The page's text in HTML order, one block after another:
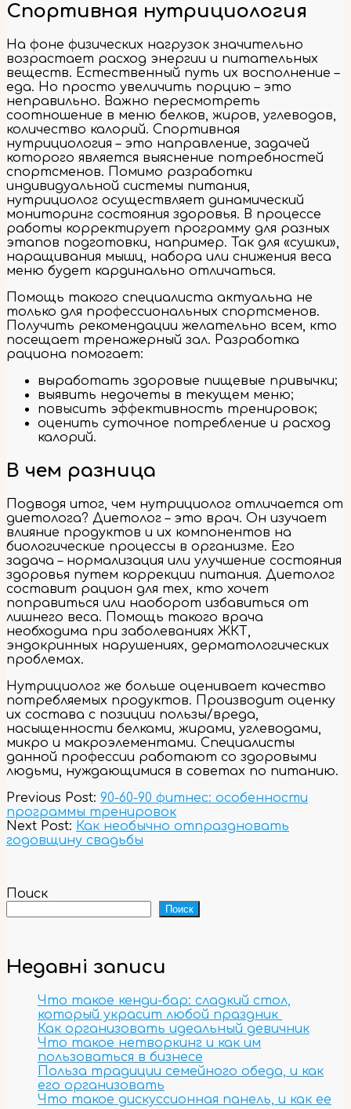
Спортивная нутрициология
На фоне физических нагрузок значительно
возрастает расход энергии и питательных
веществ. Естественный путь их восполнение –
еда. Но просто увеличить порцию – это
неправильно. Важно пересмотреть
соотношение в меню белков, жиров, углеводов,
количество калорий. Спортивная
нутрициология – это направление, задачей
которого является выяснение потребностей
спортсменов. Помимо разработки
индивидуальной системы питания,
нутрициолог осуществляет динамический
мониторинг состояния здоровья. В процессе
работы корректирует программу для разных
этапов подготовки, например. Так для «сушки»,
наращивания мышц, набора или снижения веса
меню будет кардинально отличаться.
Помощь такого специалиста актуальна не
только для профессиональных спортсменов.
Получить рекомендации желательно всем, кто
посещает тренажерный зал. Разработка
рациона помогает:
выработать здоровые пищевые привычки;
выявить недочеты в текущем меню;
повысить эффективность тренировок;
оценить суточное потребление и расход
калорий.
В чем разница
Подводя итог, чем нутрициолог отличается от
диетолога? Диетолог – это врач. Он изучает
влияние продуктов и их компонентов на
биологические процессы в организме. Его
задача – нормализация или улучшение состояния
здоровья путем коррекции питания. Диетолог
составит рацион для тех, кто хочет
поправиться или наоборот избавиться от
лишнего веса. Помощь такого врача
необходима при заболеваниях ЖКТ,
эндокринных нарушениях, дерматологических
проблемах.
Нутрициолог же больше оценивает качество
потребляемых продуктов. Производит оценку
их состава с позиции пользы/вреда,
насыщенности белками, жирами, углеводами,
микро и макроэлементами. Специалисты
данной профессии работают со здоровыми
людьми, нуждающимися в советах по питанию.
2023-
11-
03
Previous Post: 90-60-90 фитнес: особенности
программы тренировок
Next Post: Как необычно отпраздновать
годовщину свадьбы
Поиск
Поиск
Недавні записи
Что такое кенди-бар: сладкий стол,
который украсит любой праздник
Как организовать идеальный девичник
Что такое нетворкинг и как им
пользоваться в бизнесе
Польза традиции семейного обеда, и как
его организовать
Что такое дискуссионная панель, и как ее